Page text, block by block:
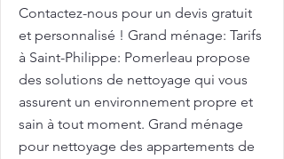
Contactez-nous pour un devis gratuit
et personnalisé ! Grand ménage: Tarifs
à Saint-Philippe: Pomerleau propose
des solutions de nettoyage qui vous
assurent un environnement propre et
sain à tout moment. Grand ménage
pour nettoyage des appartements de